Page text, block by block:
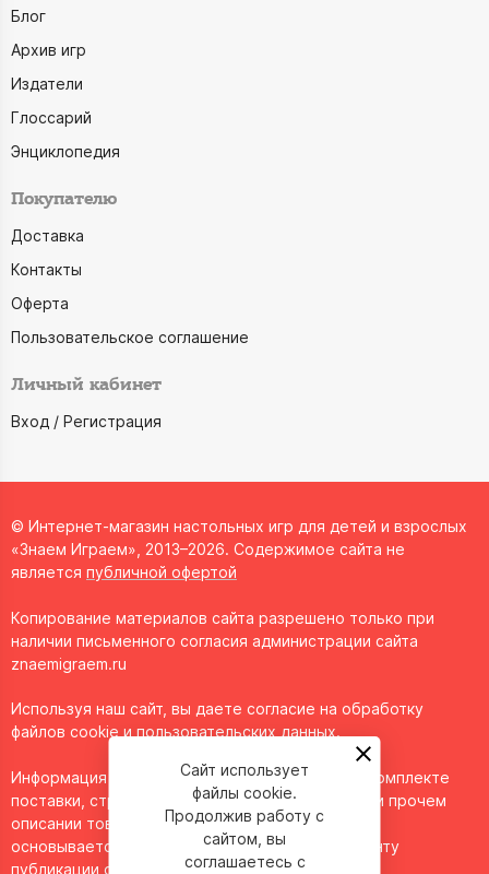
Блог
Архив игр
Издатели
Глоссарий
Энциклопедия
Покупателю
Доставка
Контакты
Оферта
Пользовательское соглашение
Личный кабинет
Вход / Регистрация
© Интернет-магазин настольных игр для детей и взрослых
«Знаем Играем», 2013–2026. Содержимое сайта не
является публичной офертой
Копирование материалов сайта разрешено только при
наличии письменного согласия администрации сайта
znaemigraem.ru
Используя наш сайт, вы даете согласие на обработку
файлов cookie и пользовательских данных.
Информация о технических характеристиках, комплекте
поставки, стране изготовления, внешнем виде и прочем
описании товара носит справочный характер и
основывается на последних доступных к моменту
публикации сведениях.
Сайт использует
файлы cookie.
Продолжив работу с
сайтом, вы
соглашаетесь с